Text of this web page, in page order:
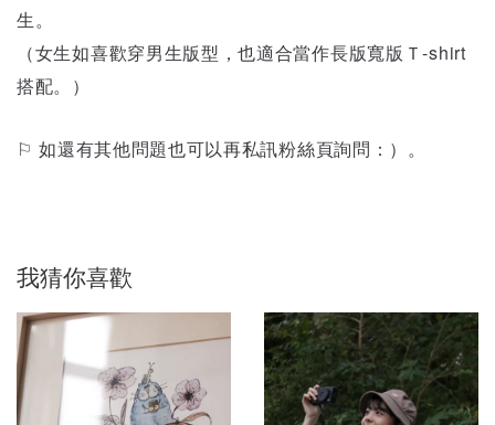
生。
（女生如喜歡穿男生版型，也適合當作長版寬版Ｔ-shirt
搭配。）
⚐ 如還有其他問題也可以再私訊粉絲頁詢問：）。
我猜你喜歡